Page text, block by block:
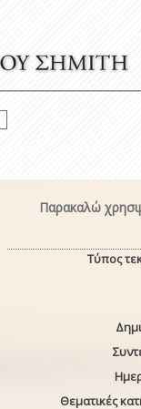
Παρακαλώ
Τύπος
Θεματικές